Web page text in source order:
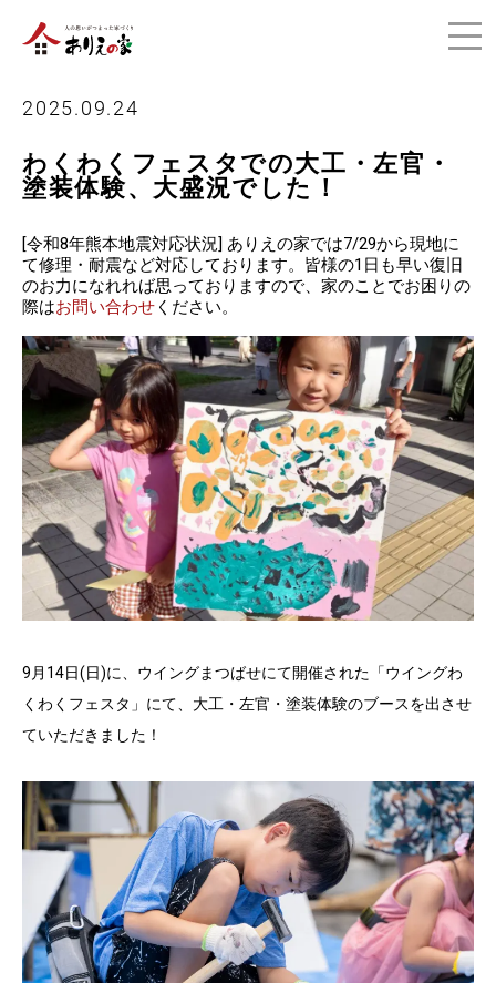
2025.09.24
わくわくフェスタでの大工・左官・
塗装体験、大盛況でした！
[令和8年熊本地震対応状況] ありえの家では7/29から現地に
て修理・耐震など対応しております。皆様の1日も早い復旧
のお力になれれば思っておりますので、家のことでお困りの
際はお問い合わせ ください。
9月14日(日)に、ウイングまつばせにて開催された「ウイングわ
くわくフェスタ」にて、大工・左官・塗装体験のブースを出させ
ていただきました！